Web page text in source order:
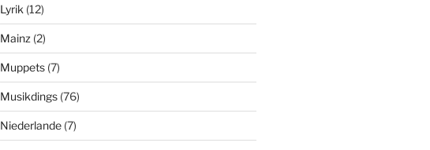
Lyrik (12)
Mainz (2)
Muppets(7)
Musikdings(76)
Niederlande(7)